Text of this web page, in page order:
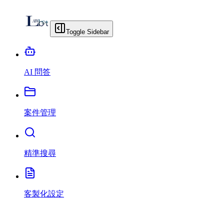
Toggle Sidebar
AI 問答
案件管理
精準搜尋
客製化設定